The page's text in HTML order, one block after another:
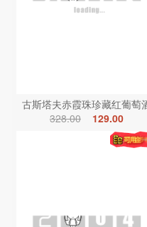
古斯塔夫赤霞珠珍藏红葡萄
328.00
129.00